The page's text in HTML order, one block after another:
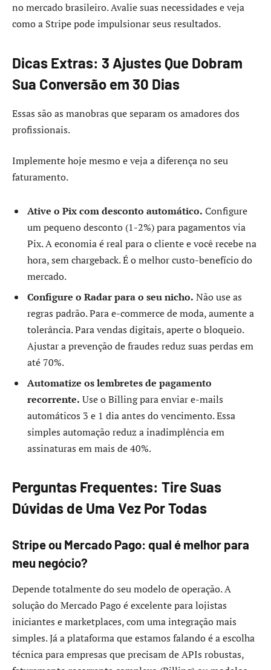
no mercado brasileiro. Avalie suas necessidades e veja
como a Stripe pode impulsionar seus resultados.
Dicas Extras: 3 Ajustes Que Dobram
Sua Conversão em 30 Dias
Essas são as manobras que separam os amadores dos
profissionais.
Implemente hoje mesmo e veja a diferença no seu
faturamento.
Ative o Pix com desconto automático. Configure
um pequeno desconto (1-2%) para pagamentos via
Pix. A economia é real para o cliente e você recebe na
hora, sem chargeback. É o melhor custo-benefício do
mercado.
Configure o Radar para o seu nicho. Não use as
regras padrão. Para e-commerce de moda, aumente a
tolerância. Para vendas digitais, aperte o bloqueio.
Ajustar a prevenção de fraudes reduz suas perdas em
até 70%.
Automatize os lembretes de pagamento
recorrente. Use o Billing para enviar e-mails
automáticos 3 e 1 dia antes do vencimento. Essa
simples automação reduz a inadimplência em
assinaturas em mais de 40%.
Perguntas Frequentes: Tire Suas
Dúvidas de Uma Vez Por Todas
Stripe ou Mercado Pago: qual é melhor para
meu negócio?
Depende totalmente do seu modelo de operação. A
solução do Mercado Pago é excelente para lojistas
iniciantes e marketplaces, com uma integração mais
simples. Já a plataforma que estamos falando é a escolha
técnica para empresas que precisam de APIs robustas,